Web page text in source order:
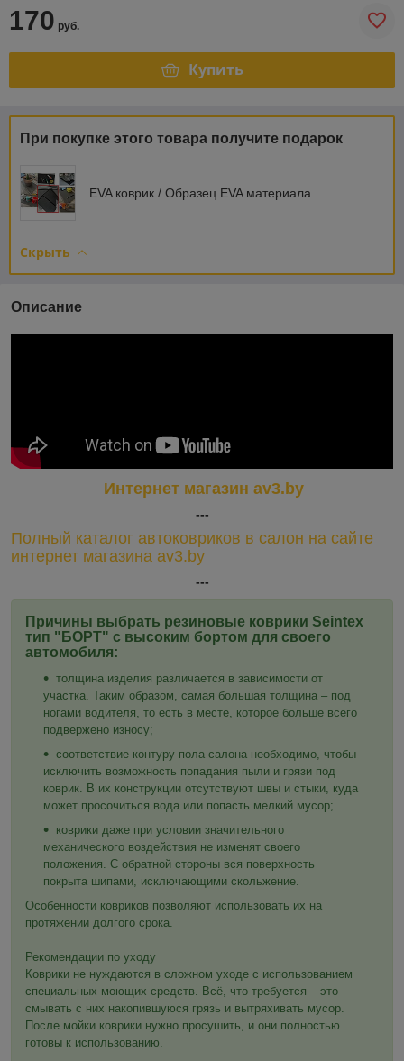
170 руб.
Купить
При покупке этого товара получите подарок
EVA коврик / Образец EVA материала
Скрыть
Описание
Интернет магазин av3.by
---
Полный каталог автоковриков в салон на сайте
интернет магазина av3.by
---
Причины выбрать резиновые коврики Seintex
тип "БОРТ" с высоким бортом для своего
автомобиля:
толщина изделия различается в зависимости от
участка. Таким образом, самая большая толщина – под
ногами водителя, то есть в месте, которое больше всего
подвержено износу;
соответствие контуру пола салона необходимо, чтобы
исключить возможность попадания пыли и грязи под
коврик. В их конструкции отсутствуют швы и стыки, куда
может просочиться вода или попасть мелкий мусор;
коврики даже при условии значительного
механического воздействия не изменят своего
положения. С обратной стороны вся поверхность
покрыта шипами, исключающими скольжение.
Особенности ковриков позволяют использовать их на
протяжении долгого срока.
Рекомендации по уходу
Коврики не нуждаются в сложном уходе с использованием
специальных моющих средств. Всё, что требуется – это
смывать с них накопившуюся грязь и вытряхивать мусор.
После мойки коврики нужно просушить, и они полностью
готовы к использованию.